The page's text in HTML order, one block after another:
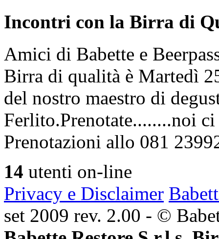
Incontri con la Birra di
Amici di Babette e
Birra di qualità è Martedì
del nostro maestro di
Ferlito.Prenotate........noi
Prenotazioni allo 081
14 utenti on-line
Privacy e Disclaimer
set 2009 rev. 2.00 - ©